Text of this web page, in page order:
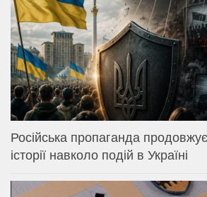
Російська пропаганда
історії навколо подій в Україні